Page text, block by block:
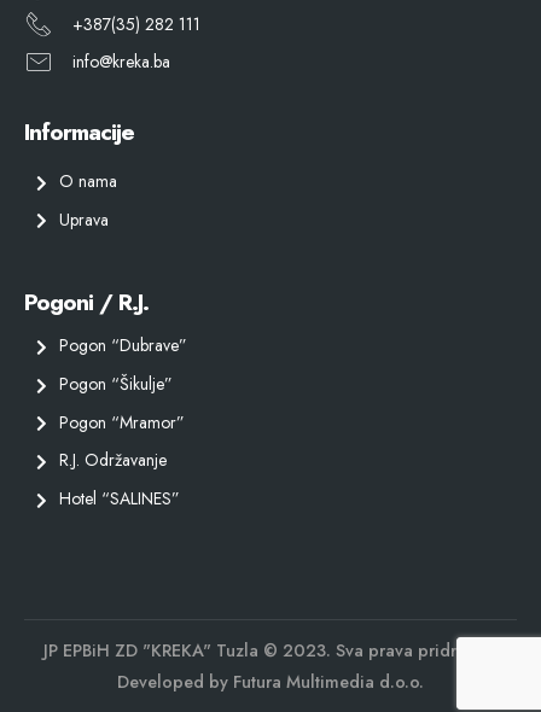
+387(35) 282 111
info@kreka.ba
Informacije
O nama
Uprava
Pogoni / R.J.
Pogon “Dubrave”
Pogon “Šikulje”
Pogon “Mramor”
R.J. Održavanje
Hotel “SALINES”
JP EPBiH ZD "KREKA" Tuzla © 2023. Sva prava pridržana.
Developed by Futura Multimedia d.o.o.